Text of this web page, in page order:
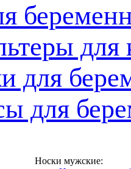
для
для
Носки мужские: